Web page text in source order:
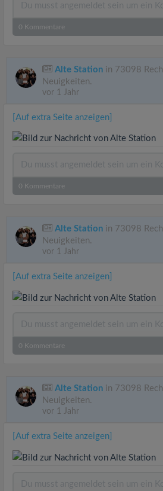
0 Kommentare
Alte Station in 73098
Neuigkeiten.
vor 1 Jahr
[Auf extra Seite anzeigen]
0 Kommentare
Alte Station in 73098
Neuigkeiten.
vor 1 Jahr
[Auf extra Seite anzeigen]
0 Kommentare
Alte Station in 73098
Neuigkeiten.
vor 1 Jahr
[Auf extra Seite anzeigen]